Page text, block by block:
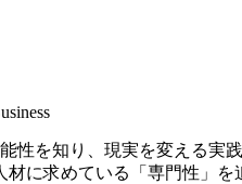
性を知り、現実を変える実
材に求めている「専門性」